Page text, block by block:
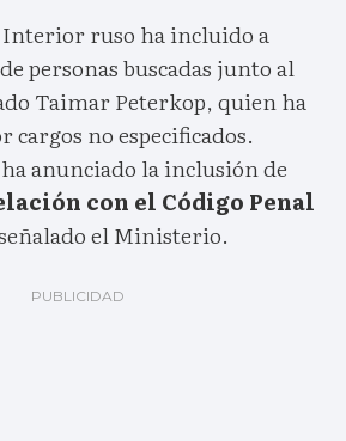
ruso ha incluido a
personas buscadas junto al
Taimar Peterkop, quien ha
no especificados.
anunciado la inclusión de
con el Código Penal
el Ministerio.